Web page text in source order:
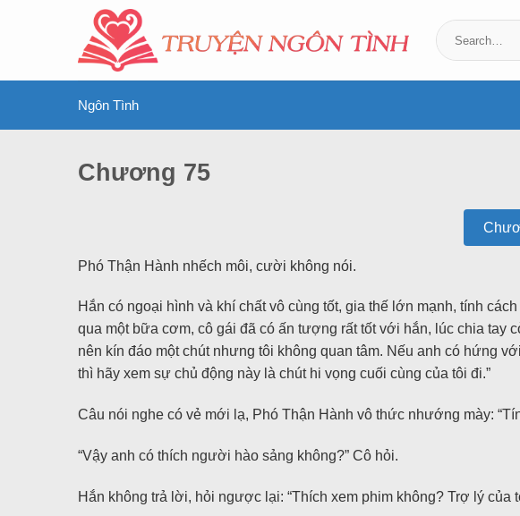
Ngôn Tình
Chương 75
Phó Thận Hành nhếch môi, cười không nói.
Hắn có ngoại hình và khí chất vô cùng tốt, gia thế lớn mạnh, tính
qua một bữa cơm, cô gái đã có ấn tượng rất tốt với hắn, lúc chia tay
nên kín đáo một chút nhưng tôi không quan tâm. Nếu anh có hứng
thì hãy xem sự chủ động này là chút hi vọng cuối cùng của tôi đi.”
Câu nói nghe có vẻ mới lạ, Phó Thận Hành vô thức nhướng mày:
“Vậy anh có thích người hào sảng không?” Cô hỏi.
Hắn không trả lời, hỏi ngược lại: “Thích xem phim không? Trợ lý